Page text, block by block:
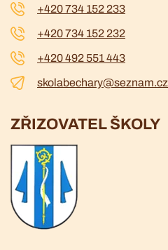
+420 734 152 233
+420 734 152 232
+420 492 551 443
skolabechary@seznam.cz
ZŘIZOVATEL ŠKOLY